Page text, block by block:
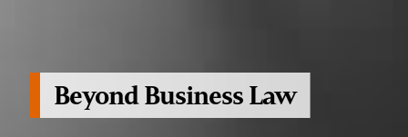
Beyond Business Law